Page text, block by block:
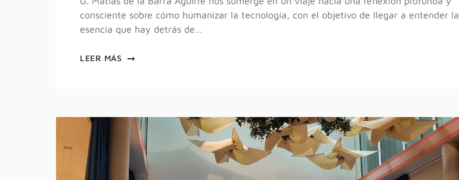
consciente sobre cómo humanizar la tecnología, con el objetivo de llegar a entender la
esencia que hay detrás de…
LEER MÁS